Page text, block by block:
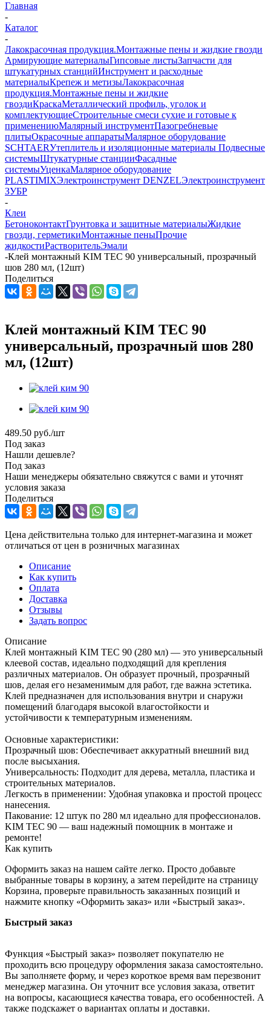
Главная
-
Каталог
-
Лакокрасочная продукция.Монтажные пены и жидкие гвозди
Армирующие материалыГипсовые листыЗапчасти для
штукатурных станцийИнструмент и расходные
материалыКрепеж и метизыЛакокрасочная
продукция.Монтажные пены и жидкие
гвоздиКраскаМеталлический профиль, уголок и
комплектующиеСтроительные смеси сухие и готовые к
применениюМалярный инструментПазогребневые
плитыОкрасочные аппаратыМалярное оборудование
SCHTAERУтеплитель и изоляционные материалы Подвесные
системыШтукатурные станцииФасадные
системыУценкаМалярное оборудование
PLASTIMIXЭлектроинструмент DENZELЭлектроинструмент
ЗУБР
-
Клеи
БетоноконтактГрунтовка и защитные материалыЖидкие
гвозди, герметикиМонтажные пеныПрочие
жидкостиРастворительЭмали
-Клей монтажный KIM TEC 90 универсальный, прозрачный
шов 280 мл, (12шт)
Поделиться
Клей монтажный KIM TEC 90
универсальный, прозрачный шов 280
мл, (12шт)
489.50 руб./шт
Под заказ
Нашли дешевле?
Под заказ
Наши менеджеры обязательно свяжутся с вами и уточнят
условия заказа
Поделиться
Цена действительна только для интернет-магазина и может
отличаться от цен в розничных магазинах
Описание
Как купить
Оплата
Доставка
Отзывы
Задать вопрос
Описание
Клей монтажный KIM TEC 90 (280 мл) — это универсальный
клеевой состав, идеально подходящий для крепления
различных материалов. Он образует прочный, прозрачный
шов, делая его незаменимым для работ, где важна эстетика.
Клей предназначен для использования внутри и снаружи
помещений благодаря высокой влагостойкости и
устойчивости к температурным изменениям.
Основные характеристики:
Прозрачный шов: Обеспечивает аккуратный внешний вид
после высыхания.
Универсальность: Подходит для дерева, металла, пластика и
строительных материалов.
Легкость в применении: Удобная упаковка и простой процесс
нанесения.
Пакование: 12 штук по 280 мл идеально для профессионалов.
KIM TEC 90 — ваш надежный помощник в монтаже и
ремонте!
Как купить
Оформить заказ на нашем сайте легко. Просто добавьте
выбранные товары в корзину, а затем перейдите на страницу
Корзина, проверьте правильность заказанных позиций и
нажмите кнопку «Оформить заказ» или «Быстрый заказ».
Быстрый заказ
Функция «Быстрый заказ» позволяет покупателю не
проходить всю процедуру оформления заказа самостоятельно.
Вы заполняете форму, и через короткое время вам перезвонит
менеджер магазина. Он уточнит все условия заказа, ответит
на вопросы, касающиеся качества товара, его особенностей. А
также подскажет о вариантах оплаты и доставки.